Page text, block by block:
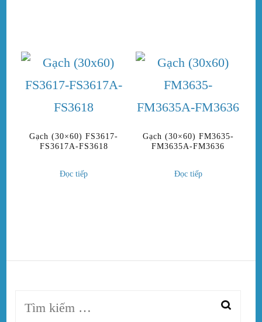
Gạch (30×60) FS3617-
FS3617A-FS3618
Đọc tiếp
Gạch (30×60) FM3635-
FM3635A-FM3636
Đọc tiếp
Tìm